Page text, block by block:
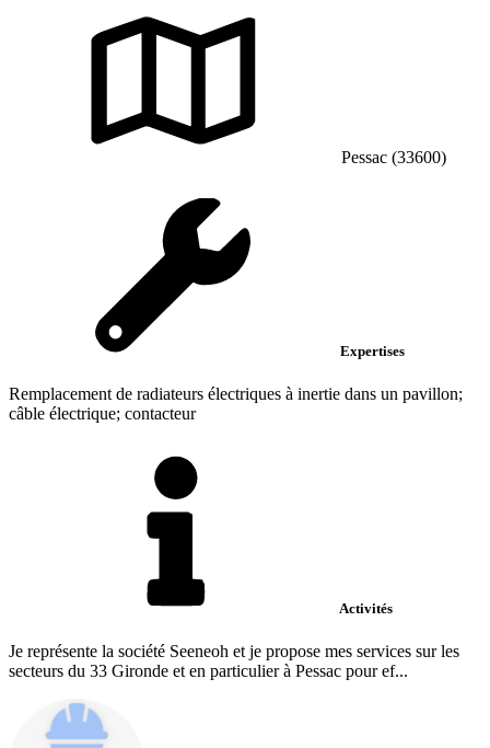
Pessac (33600)
Expertises
Remplacement de radiateurs électriques à inertie dans un pavillon;
câble électrique; contacteur
Activités
Je représente la société Seeneoh et je propose mes services sur les
secteurs du 33 Gironde et en particulier à Pessac pour ef...